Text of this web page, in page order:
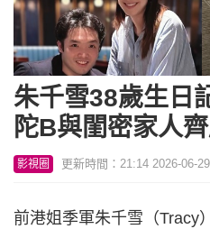
朱千雪38歲生日
陀B與閨密家人
影視圈 更新時間：21:14 2026-06-
前港姐季軍朱千雪（Tracy